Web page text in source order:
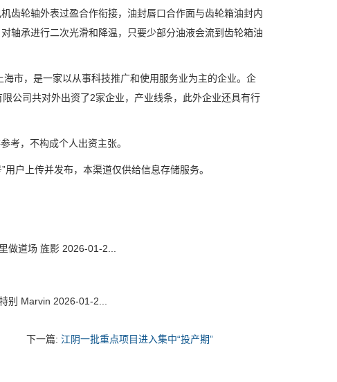
齿轮轴外表过盈合作衔接，油封唇口合作面与齿轮箱油封内
轴承进行二次光滑和降温，只要少部分油液会流到齿轮箱油
，是一家以从事科技推广和使用服务业为主的企业。企
公司共对外出资了2家企业，产业线条，此外企业还具有行
，不构成个人出资主张。
户上传并发布，本渠道仅供给信息存储服务。
道场 旌影 2026-01-2...
Marvin 2026-01-2...
下一篇:江阴一批重点项目进入集中“投产期”